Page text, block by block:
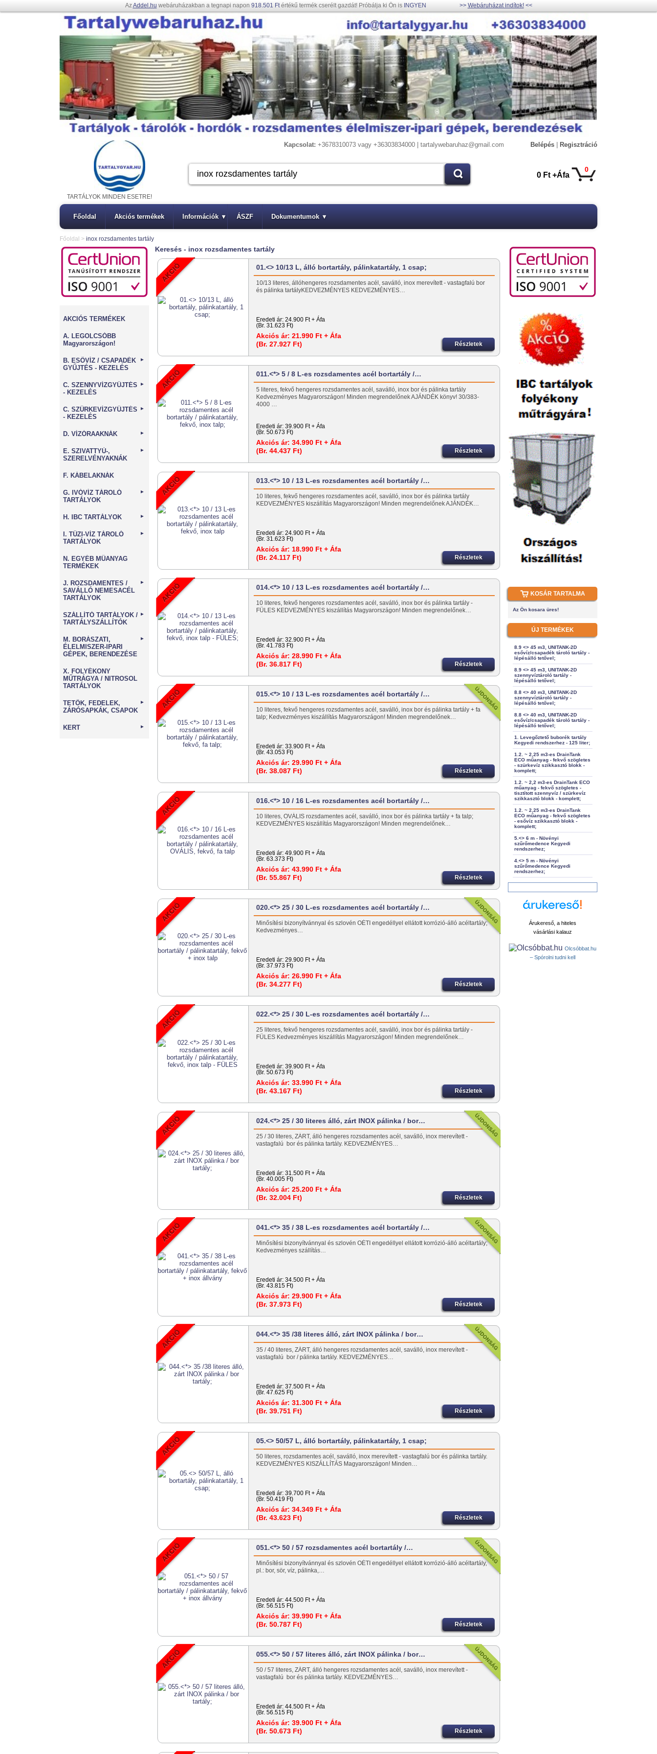
AzAddel.hu webáruházakban a tegnapi napon 918.501 Ftértékű termék cserélt gazdát! Próbálja ki Ön is INGYEN >> Webáruházat indítok!<<
Kapcsolat: +3678310073 vagy +36303834000 | tartalywebaruhaz@gmail.com Belépés Regisztráció
0
0 Ft +Áfa
TARTÁLYOK MINDEN ESETRE!
Főoldal Akciós termékek Információk ▾ ÁSZF Dokumentumok ▾
Főoldal > inox rozsdamentes tartály
AKCIÓS TERMÉKEK
A. LEGOLCSÓBB
Magyarországon!
B. ESŐVÍZ / CSAPADÉK
GYŰJTÉS - KEZELÉS
►
C. SZENNYVÍZGYŰJTÉS
- KEZELÉS
►
C. SZÜRKEVÍZGYŰJTÉS
- KEZELÉS
►
D. VÍZÓRAAKNÁK ►
E. SZIVATTYÚ-,
SZERELVÉNYAKNÁK
►
F. KÁBELAKNÁK
G. IVÓVÍZ TÁROLÓ
TARTÁLYOK
►
H. IBC TARTÁLYOK ►
I. TŰZI-VÍZ TÁROLÓ
TARTÁLYOK
►
N. EGYÉB MŰANYAG
TERMÉKEK
J. ROZSDAMENTES /
SAVÁLLÓ NEMESACÉL
TARTÁLYOK
►
SZÁLLÍTÓ TARTÁLYOK /
TARTÁLYSZÁLLÍTÓK
►
M. BORÁSZATI,
ÉLELMISZER-IPARI
GÉPEK, BERENDEZÉSE
►
X. FOLYÉKONY
MŰTRÁGYA / NITROSOL
TARTÁLYOK
TETŐK, FEDELEK,
ZÁRÓSAPKÁK, CSAPOK
►
KERT ►
Keresés - inox rozsdamentes tartály
01.<> 10/13 L, álló bortartály, pálinkatartály, 1 csap;
10/13 literes, állóhengeres rozsdamentes acél, saválló, inox merevített - vastagfalú bor
és pálinka tartályKEDVEZMÉNYES KEDVEZMÉNYES…
Eredeti ár: 24.900 Ft + Áfa
(Br. 31.623 Ft)
Akciós ár: 21.990 Ft + Áfa
(Br. 27.927 Ft)
Részletek
011.<*> 5 / 8 L-es rozsdamentes acél bortartály /…
5 literes, fekvő hengeres rozsdamentes acél, saválló, inox bor és pálinka tartály
Kedvezményes Magyarországon! Minden megrendelőnek AJÁNDÉK könyv! 30/383-
4000 …
Eredeti ár: 39.900 Ft + Áfa
(Br. 50.673 Ft)
Akciós ár: 34.990 Ft + Áfa
(Br. 44.437 Ft)
Részletek
013.<*> 10 / 13 L-es rozsdamentes acél bortartály /…
10 literes, fekvő hengeres rozsdamentes acél, saválló, inox bor és pálinka tartály
KEDVEZMÉNYES kiszállítás Magyarországon! Minden megrendelőnek AJÁNDÉK…
Eredeti ár: 24.900 Ft + Áfa
(Br. 31.623 Ft)
Akciós ár: 18.990 Ft + Áfa
(Br. 24.117 Ft)
Részletek
014.<*> 10 / 13 L-es rozsdamentes acél bortartály /…
10 literes, fekvő hengeres rozsdamentes acél, saválló, inox bor és pálinka tartály -
FÜLES KEDVEZMÉNYES kiszállítás Magyarországon! Minden megrendelőnek…
Eredeti ár: 32.900 Ft + Áfa
(Br. 41.783 Ft)
Akciós ár: 28.990 Ft + Áfa
(Br. 36.817 Ft)
Részletek
015.<*> 10 / 13 L-es rozsdamentes acél bortartály /…
10 literes, fekvő hengeres rozsdamentes acél, saválló, inox bor és pálinka tartály + fa
talp; Kedvezményes kiszállítás Magyarországon! Minden megrendelőnek…
Eredeti ár: 33.900 Ft + Áfa
(Br. 43.053 Ft)
Akciós ár: 29.990 Ft + Áfa
(Br. 38.087 Ft)
Részletek
016.<*> 10 / 16 L-es rozsdamentes acél bortartály /…
10 literes, OVÁLIS rozsdamentes acél, saválló, inox bor és pálinka tartály + fa talp;
KEDVEZMÉNYES kiszállítás Magyarországon! Minden megrendelőnek…
Eredeti ár: 49.900 Ft + Áfa
(Br. 63.373 Ft)
Akciós ár: 43.990 Ft + Áfa
(Br. 55.867 Ft)
Részletek
020.<*> 25 / 30 L-es rozsdamentes acél bortartály /…
Minősítési bizonyítvánnyal és szlovén OÉTI engedéllyel ellátott korrózió-álló acéltartály;
Kedvezményes…
Eredeti ár: 29.900 Ft + Áfa
(Br. 37.973 Ft)
Akciós ár: 26.990 Ft + Áfa
(Br. 34.277 Ft)
Részletek
022.<*> 25 / 30 L-es rozsdamentes acél bortartály /…
25 literes, fekvő hengeres rozsdamentes acél, saválló, inox bor és pálinka tartály -
FÜLES Kedvezményes kiszállítás Magyarországon! Minden megrendelőnek…
Eredeti ár: 39.900 Ft + Áfa
(Br. 50.673 Ft)
Akciós ár: 33.990 Ft + Áfa
(Br. 43.167 Ft)
Részletek
024.<*> 25 / 30 literes álló, zárt INOX pálinka / bor…
25 / 30 literes, ZÁRT, álló hengeres rozsdamentes acél, saválló, inox merevített -
vastagfalú bor és pálinka tartály. KEDVEZMÉNYES…
Eredeti ár: 31.500 Ft + Áfa
(Br. 40.005 Ft)
Akciós ár: 25.200 Ft + Áfa
(Br. 32.004 Ft)
Részletek
041.<*> 35 / 38 L-es rozsdamentes acél bortartály /…
Minősítési bizonyítvánnyal és szlovén OÉTI engedéllyel ellátott korrózió-álló acéltartály;
Kedvezményes szállítás…
Eredeti ár: 34.500 Ft + Áfa
(Br. 43.815 Ft)
Akciós ár: 29.900 Ft + Áfa
(Br. 37.973 Ft)
Részletek
044.<*> 35 /38 literes álló, zárt INOX pálinka / bor…
35 / 40 literes, ZÁRT, álló hengeres rozsdamentes acél, saválló, inox merevített -
vastagfalú bor / pálinka tartály. KEDVEZMÉNYES…
Eredeti ár: 37.500 Ft + Áfa
(Br. 47.625 Ft)
Akciós ár: 31.300 Ft + Áfa
(Br. 39.751 Ft)
Részletek
05.<> 50/57 L, álló bortartály, pálinkatartály, 1 csap;
50 literes, rozsdamentes acél, saválló, inox merevített - vastagfalú bor és pálinka tartály.
KEDVEZMÉNYES KISZÁLLÍTÁS Magyarországon! Minden…
Eredeti ár: 39.700 Ft + Áfa
(Br. 50.419 Ft)
Akciós ár: 34.349 Ft + Áfa
(Br. 43.623 Ft)
Részletek
051.<*> 50 / 57 rozsdamentes acél bortartály /…
Minősítési bizonyítvánnyal és szlovén OÉTI engedéllyel ellátott korrózió-álló acéltartály,
pl.: bor, sör, víz, pálinka,…
Eredeti ár: 44.500 Ft + Áfa
(Br. 56.515 Ft)
Akciós ár: 39.990 Ft + Áfa
(Br. 50.787 Ft)
Részletek
055.<*> 50 / 57 literes álló, zárt INOX pálinka / bor…
50 / 57 literes, ZÁRT, álló hengeres rozsdamentes acél, saválló, inox merevített -
vastagfalú bor és pálinka tartály. KEDVEZMÉNYES…
Eredeti ár: 44.500 Ft + Áfa
(Br. 56.515 Ft)
Akciós ár: 39.900 Ft + Áfa
(Br. 50.673 Ft)
Részletek
KOSÁR TARTALMA
Az Ön kosara üres!
ÚJ TERMÉKEK
8.9 <> 45 m3, UNITANK-2D
esővíz/csapadék tároló tartály -
lépésálló tetővel;
8.9 <> 45 m3, UNITANK-2D
szennyvíztároló tartály -
lépésálló tetővel;
8.8 <> 40 m3, UNITANK-2D
szennyvíztároló tartály -
lépésálló tetővel;
8.8 <> 40 m3, UNITANK-2D
esővíz/csapadék tároló tartály -
lépésálló tetővel;
1. Levegőztető buborék tartály
Kegyedi rendszerhez - 125 liter;
1.2. ~ 2,25 m3-es DrainTank
ECO műanyag - fekvő szögletes
- szürkevíz szikkasztó blokk -
komplett;
1.2. ~ 2,2 m3-es DrainTank ECO
műanyag - fekvő szögletes -
tisztított szennyvíz / szürkevíz
szikkasztó blokk - komplett;
1.2. ~ 2,25 m3-es DrainTank
ECO műanyag - fekvő szögletes
- esővíz szikkasztó blokk -
komplett;
5.<> 6 m - Növényi
szűrőmedence Kegyedi
rendszerhez;
4.<> 5 m - Növényi
szűrőmedence Kegyedi
rendszerhez;
Árukereső, a hiteles
vásárlási kalauz
Olcsóbbat.hu
– Spórolni tudni kell